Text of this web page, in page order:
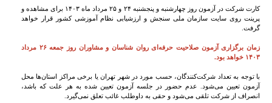
کارت شرکت در آزمون روز چهارشنبه و پنجشنبه ۲۴ و ۲۵ مرداد ماه ۱۴۰۳ برای مشاهده و
پرینت روی سایت سازمان ملی سنجش و ارزشیابی نظام آموزشی کشور قرار خواهد
گرفت.
زمان برگزاری آزمون صلاحیت حرفه‌ای روان شناسان و مشاوران روز جمعه ۲۶ مرداد
۱۴۰۳ خواهد بود.
با توجه به تعداد شرکت‌کنندگان، حسب مورد در شهر تهران یا برخی مراکز استان‌ها محل
آزمون تعیین می‌شود. عدم حضور در جلسه آزمون تعیین شده به هر علت که باشد،
انصراف از شرکت تلقی می‌شود و حقی به داوطلب غائب تعلق نمی‌گیرد.